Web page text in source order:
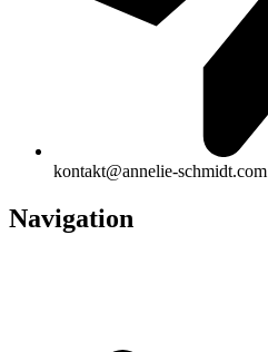
kontakt@annelie-schmidt.com
Navigation